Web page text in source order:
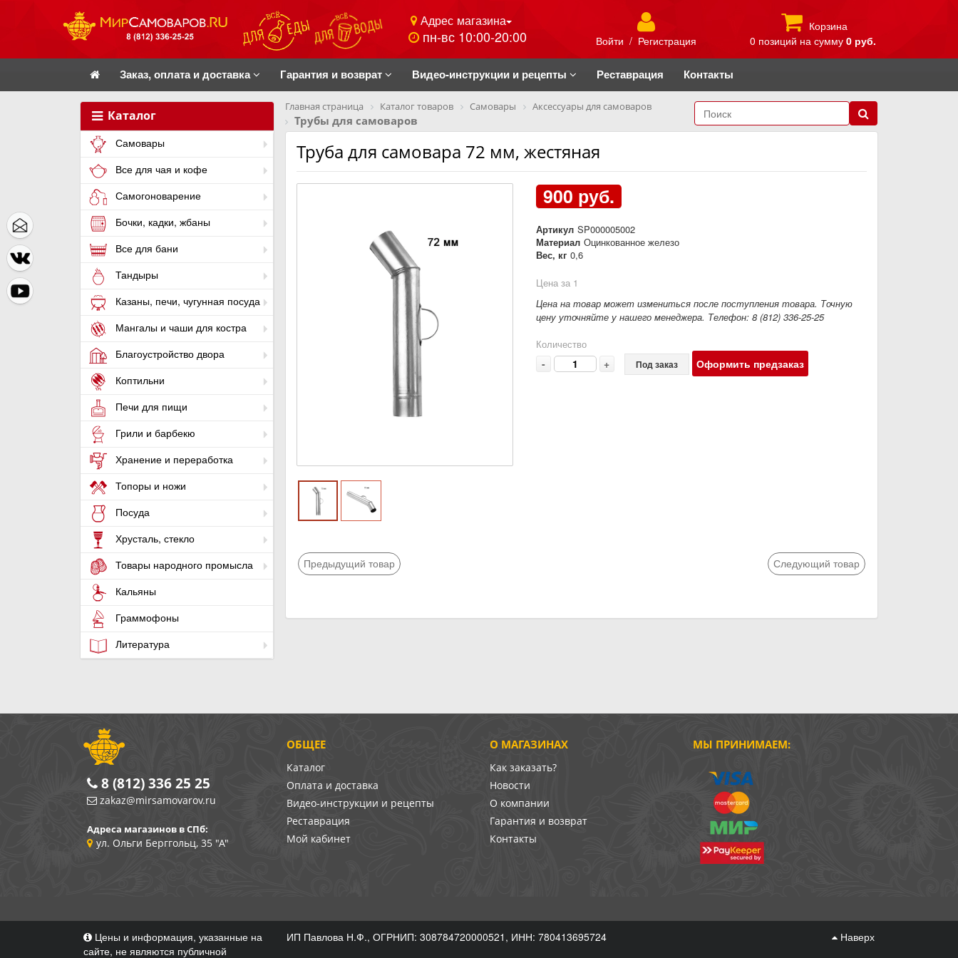
Адрес магазина
пн-вс 10:00-20:00 Войти / Регистрация
Корзина
0 позиций на сумму 0 руб.
Заказ, оплата и доставка Гарантия и возврат Видео-инструкции и рецепты Реставрация Контакты
Каталог
Самовары
Все для чая и кофе
Самогоноварение
Бочки, кадки, жбаны
Все для бани
Тандыры
Казаны, печи, чугунная посуда
Мангалы и чаши для костра
Благоустройство двора
Коптильни
Печи для пищи
Грили и барбекю
Хранение и переработка
Топоры и ножи
Посуда
Хрусталь, стекло
Товары народного промысла
Кальяны
Граммофоны
Литература
Главная страница Каталог товаров Самовары Аксессуары для самоваров
Трубы для самоваров
Труба для самовара 72 мм, жестяная
900 руб.
Артикул SP000005002
Материал Оцинкованное железо
Вес, кг 0,6
Цена за 1
Цена на товар может измениться после поступления товара. Точную
цену уточняйте у нашего менеджера. Телефон: 8 (812) 336-25-25
Количество
- + Под заказ Оформить предзаказ
Предыдущий товар Следующий товар
О МАГАЗИНАХ
Как заказать?
Новости
О компании
Гарантия и возврат
Контакты
ОБЩЕЕ
Каталог
Оплата и доставка
Видео-инструкции и рецепты
Реставрация
Мой кабинет
МЫ ПРИНИМАЕМ:
8 (812) 336 25 25
zakaz@mirsamovarov.ru
Адреса магазинов в СПб:
ул. Ольги Берггольц, 35 "А"
Цены и информация, указанные на
сайте, не являются публичной
ИП Павлова Н.Ф., ОГРНИП: 308784720000521, ИНН: 780413695724 Наверх